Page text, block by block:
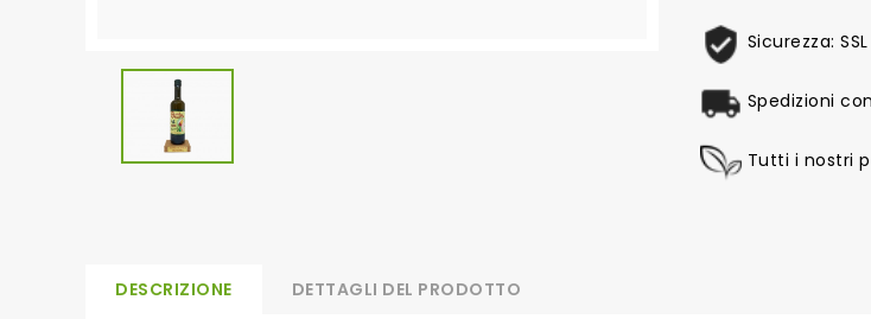
Sicurezza:
Spedizioni
Tutti i nostri
DESCRIZIONE DETTAGLI DEL PRODOTTO